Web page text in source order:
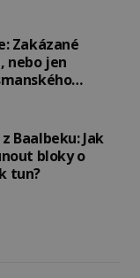
Zakázané
nebo jen
Baalbeku: Jak
bloky o
tun?